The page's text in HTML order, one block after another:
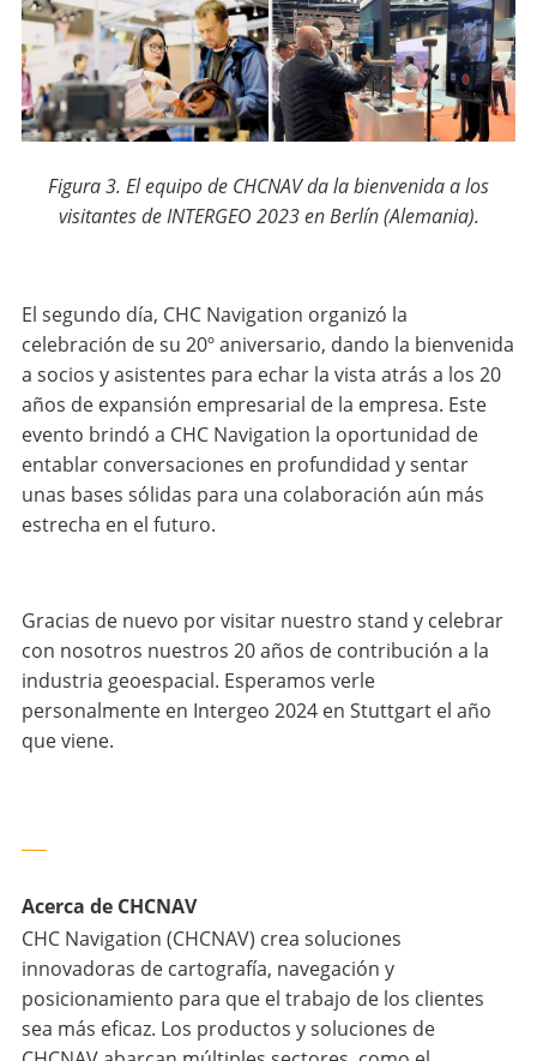
Figura 3. El equipo de CHCNAV da la bienvenida a los
visitantes de INTERGEO 2023 en Berlín (Alemania).
El segundo día, CHC Navigation organizó la
celebración de su 20º aniversario, dando la bienvenida
a socios y asistentes para echar la vista atrás a los 20
años de expansión empresarial de la empresa. Este
evento brindó a CHC Navigation la oportunidad de
entablar conversaciones en profundidad y sentar
unas bases sólidas para una colaboración aún más
estrecha en el futuro.
Gracias de nuevo por visitar nuestro stand y celebrar
con nosotros nuestros 20 años de contribución a la
industria geoespacial. Esperamos verle
personalmente en Intergeo 2024 en Stuttgart el año
que viene.
Acerca de CHCNAV
CHC Navigation (CHCNAV) crea soluciones
innovadoras de cartografía, navegación y
posicionamiento para que el trabajo de los clientes
sea más eficaz. Los productos y soluciones de